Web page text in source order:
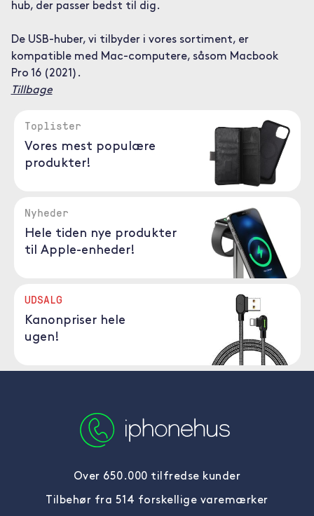
hub, der passer bedst til dig.
De USB-huber, vi tilbyder i vores sortiment, er
kompatible med Mac-computere, såsom Macbook
Pro 16 (2021).
Tillbage
Toplister
Vores mest populære
produkter!
Nyheder
Hele tiden nye produkter
til Apple-enheder!
UDSALG
Kanonpriser hele
ugen!
Over 650.000 tilfredse kunder
Tilbehør fra 514 forskellige varemærker